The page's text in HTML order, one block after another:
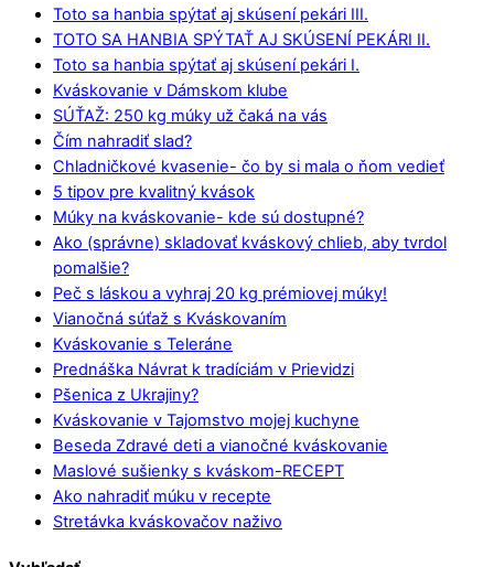
Toto sa hanbia spýtať aj skúsení pekári III.
TOTO SA HANBIA SPÝTAŤ AJ SKÚSENÍ PEKÁRI II.
Toto sa hanbia spýtať aj skúsení pekári I.
Kváskovanie v Dámskom klube
SÚŤAŽ: 250 kg múky už čaká na vás
Čím nahradiť slad?
Chladničkové kvasenie- čo by si mala o ňom vedieť
5 tipov pre kvalitný kvások
Múky na kváskovanie- kde sú dostupné?
Ako (správne) skladovať kváskový chlieb, aby tvrdol
pomalšie?
Peč s láskou a vyhraj 20 kg prémiovej múky!
Vianočná súťaž s Kváskovaním
Kváskovanie s Teleráne
Prednáška Návrat k tradíciám v Prievidzi
Pšenica z Ukrajiny?
Kváskovanie v Tajomstvo mojej kuchyne
Beseda Zdravé deti a vianočné kváskovanie
Maslové sušienky s kváskom-RECEPT
Ako nahradiť múku v recepte
Stretávka kváskovačov naživo